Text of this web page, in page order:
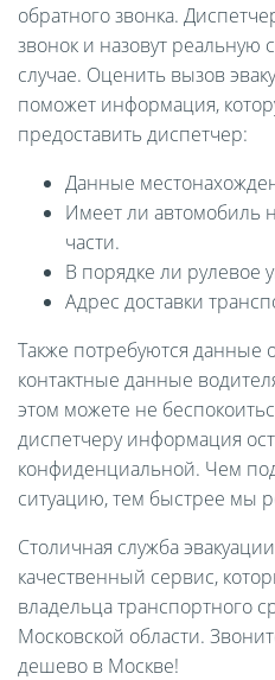
обратного звонка.
звонок и назовут реальную
случае. Оценить вызов
поможет информация,
предоставить диспетчер:
Данные
Имеет ли автомобиль
части.
В порядке ли рулевое
Адрес доставки
Также потребуются данные
контактные данные
этом можете не
диспетчеру информация
конфиденциальной. Чем
ситуацию, тем быстрее мы
Столичная служба
качественный сервис,
владельца транспортного
Московской области.
дешево в Москве!